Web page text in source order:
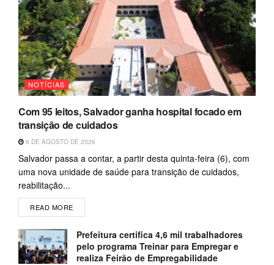
NOTÍCIAS
Com 95 leitos, Salvador ganha hospital focado em
transição de cuidados
6 DE AGOSTO DE 2026
Salvador passa a contar, a partir desta quinta-feira (6), com
uma nova unidade de saúde para transição de cuidados,
reabilitação...
READ MORE
Prefeitura certifica 4,6 mil trabalhadores
pelo programa Treinar para Empregar e
realiza Feirão de Empregabilidade